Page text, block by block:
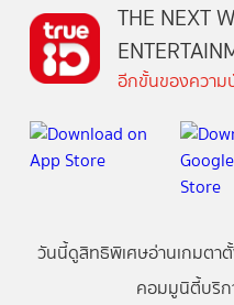
THE NEXT
อีกขั้นของความ
วันนี้ดูสิทธิพิเศษอ่านเกมตา
คอมมูนิตี้บริก